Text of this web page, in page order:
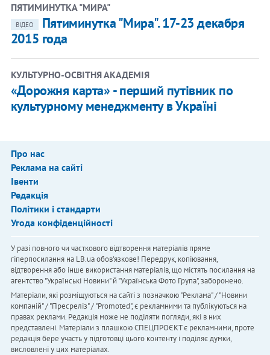
ПЯТИМИНУТКА "МИРА"
ВІДЕО
Пятиминутка "Мира". 17-23 декабря
2015 года
КУЛЬТУРНО-ОСВІТНЯ АКАДЕМІЯ
«Дорожня карта» - перший путівник по
культурному менеджменту в Україні
Про нас
Реклама на сайті
Івенти
Редакція
Політики і стандарти
Угода конфіденційності
У разі повного чи часткового відтворення матеріалів пряме
гіперпосилання на LB.ua обов'язкове! Передрук, копіювання,
відтворення або інше використання матеріалів, що містять посилання на
агентство "Українськi Новини" й "Українська Фото Група", заборонено.
Матеріали, які розміщуються на сайті з позначкою "Реклама" / "Новини
компаній" / "Пресреліз" / "Promoted", є рекламними та публікуються на
правах реклами. Редакція може не поділяти погляди, які в них
представлені. Матеріали з плашкою СПЕЦПРОЄКТ є рекламними, проте
редакція бере участь у підготовці цього контенту і поділяє думки,
висловлені у цих матеріалах.